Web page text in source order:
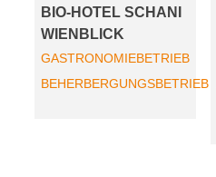
BIO-HOTEL SCHANI
WIENBLICK
GASTRONOMIEBETRIEB
BEHERBERGUNGSBETRIEB